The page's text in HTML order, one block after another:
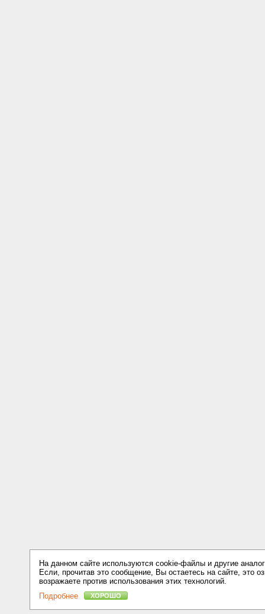
На данном сайте используются cookie-файлы и другие
Если, прочитав это сообщение, Вы остаетесь на сайте, это
возражаете против использования этих технологий.
Подробнее
ХОРОШО